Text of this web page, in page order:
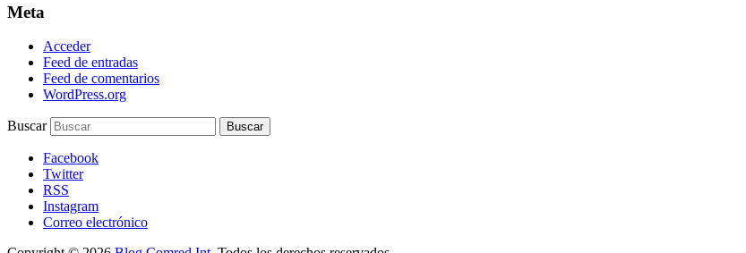
Meta
Acceder
Feed de entradas
Feed de comentarios
WordPress.org
Buscar
Facebook
Twitter
RSS
Instagram
Correo electrónico